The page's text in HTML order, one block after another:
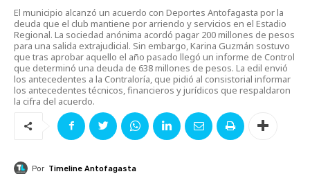
El municipio alcanzó un acuerdo con Deportes Antofagasta por la
deuda que el club mantiene por arriendo y servicios en el Estadio
Regional. La sociedad anónima acordó pagar 200 millones de pesos
para una salida extrajudicial. Sin embargo, Karina Guzmán sostuvo
que tras aprobar aquello el año pasado llegó un informe de Control
que determinó una deuda de 638 millones de pesos. La edil envió
los antecedentes a la Contraloría, que pidió al consistorial informar
los antecedentes técnicos, financieros y jurídicos que respaldaron
la cifra del acuerdo.
Por Timeline Antofagasta